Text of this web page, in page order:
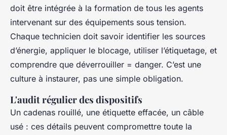
doit être intégrée à la formation de tous les agents
intervenant sur des équipements sous tension.
Chaque technicien doit savoir identifier les sources
d’énergie, appliquer le blocage, utiliser l’étiquetage, et
comprendre que déverrouiller = danger. C’est une
culture à instaurer, pas une simple obligation.
L'audit régulier des dispositifs
Un cadenas rouillé, une étiquette effacée, un câble
usé : ces détails peuvent compromettre toute la